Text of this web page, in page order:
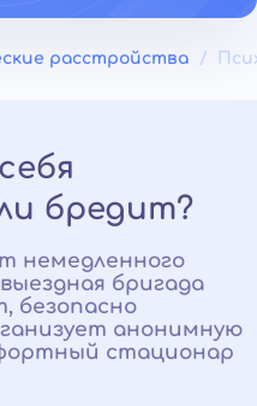
расстройства
бредит?
немедленного
бригада
безопасно
анонимную
стационар